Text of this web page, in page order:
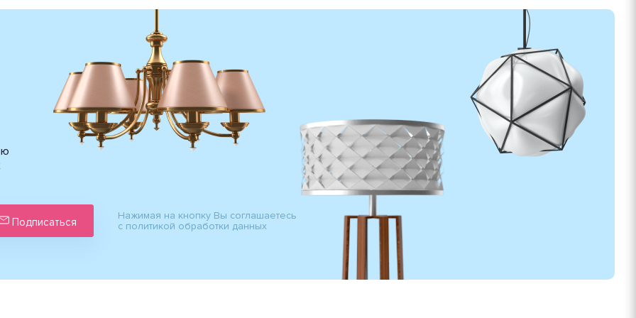
Подписаться
Нажимая на кнопку Вы соглашаетесь
с политикой обработки данных